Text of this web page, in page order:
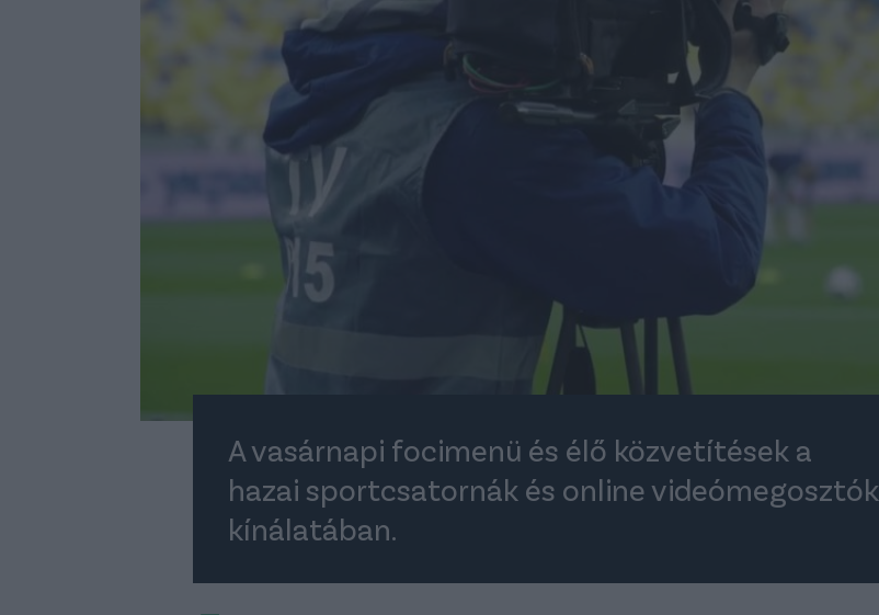
A vasárnapi focimenü és élő közvetítések a
hazai sportcsatornák és online videómegosztók
kínálatában.